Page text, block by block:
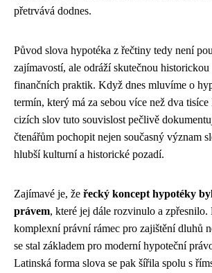
přetrvává dodnes.
Původ slova hypotéka z řečtiny tedy není
zajímavostí, ale odráží skutečnou
finančních praktik. Když dnes mluvíme o
termín, který má za sebou více než dva
cizích slov tuto souvislost pečlivě
čtenářům pochopit nejen současný význam
hlubší kulturní a historické pozadí.
Zajímavé je, že řecký koncept hypotéky
právem, které jej dále rozvinulo a
komplexní právní rámec pro zajištění dluhů
se stal základem pro moderní hypoteční
Latinská forma slova se pak šířila spolu s